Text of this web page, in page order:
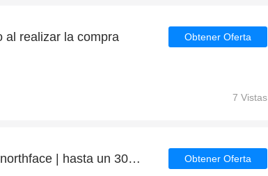
al realizar la compra Obtener Oferta
7 Vistas
Los más vendidos en Thenorthface | hasta un 30% de descuento Obtener Oferta